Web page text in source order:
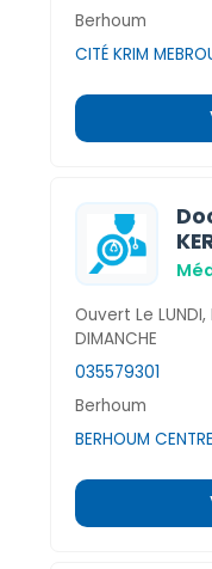
Berhoum
CITÉ KRIM
Ouvert Le LUNDI,
DIMANCHE
035579301
Berhoum
BERHOUM CENTRE